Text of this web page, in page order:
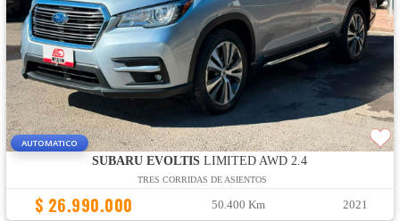
AUTOMATICO
SUBARU EVOLTIS LIMITED AWD 2.4
TRES CORRIDAS DE ASIENTOS
$ 26.990.000 50.400 Km 2021